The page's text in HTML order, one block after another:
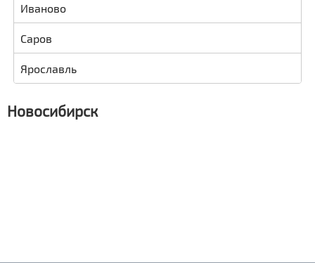
Иваново
Саров
Ярославль
Новосибирск